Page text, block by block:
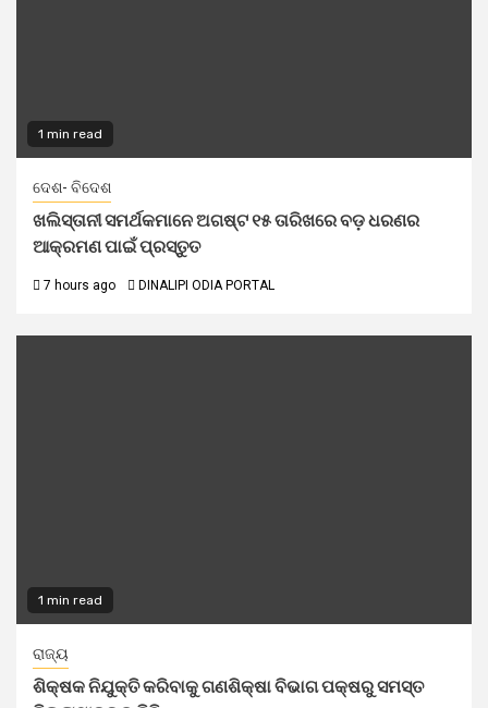
1 min read
ଦେଶ- ବିଦେଶ
ଖଲିସ୍ତାନୀ ସମର୍ଥକମାନେ ଅଗଷ୍ଟ ୧୫ ତାରିଖରେ ବଡ଼ ଧରଣର
ଆକ୍ରମଣ ପାଇଁ ପ୍ରସ୍ତୁତ
7 hours ago DINALIPI ODIA PORTAL
1 min read
ରାଜ୍ୟ
ଶିକ୍ଷକ ନିଯୁକ୍ତି କରିବାକୁ ଗଣଶିକ୍ଷା ବିଭାଗ ପକ୍ଷରୁ ସମସ୍ତ